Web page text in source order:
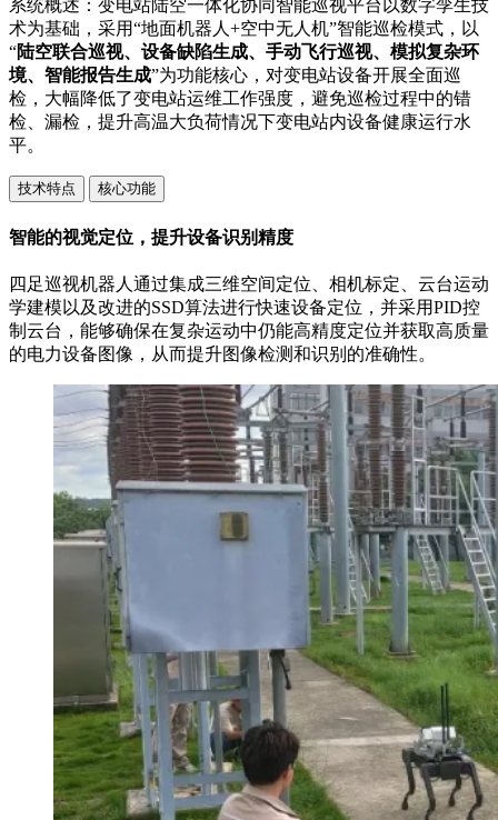
系统概述：变电站陆空一体化协同智能巡视平台以数字孪生技
术为基础，采用“地面机器人+空中无人机”智能巡检模式，以
“陆空联合巡视、设备缺陷生成、手动飞行巡视、模拟复杂环
境、智能报告生成”为功能核心，对变电站设备开展全面巡
检，大幅降低了变电站运维工作强度，避免巡检过程中的错
检、漏检，提升高温大负荷情况下变电站内设备健康运行水
平。
技术特点 核心功能
智能的视觉定位，提升设备识别精度
四足巡视机器人通过集成三维空间定位、相机标定、云台运动
学建模以及改进的SSD算法进行快速设备定位，并采用PID控
制云台，能够确保在复杂运动中仍能高精度定位并获取高质量
的电力设备图像，从而提升图像检测和识别的准确性。